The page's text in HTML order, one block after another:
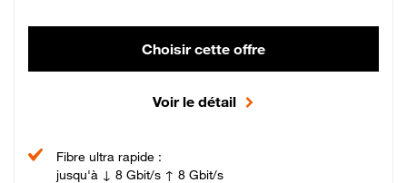
Choisir cette offre
Voir le détail
Fibre ultra rapide :
jusqu'à ↓ 8 Gbit/s ↑ 8 Gbit/s